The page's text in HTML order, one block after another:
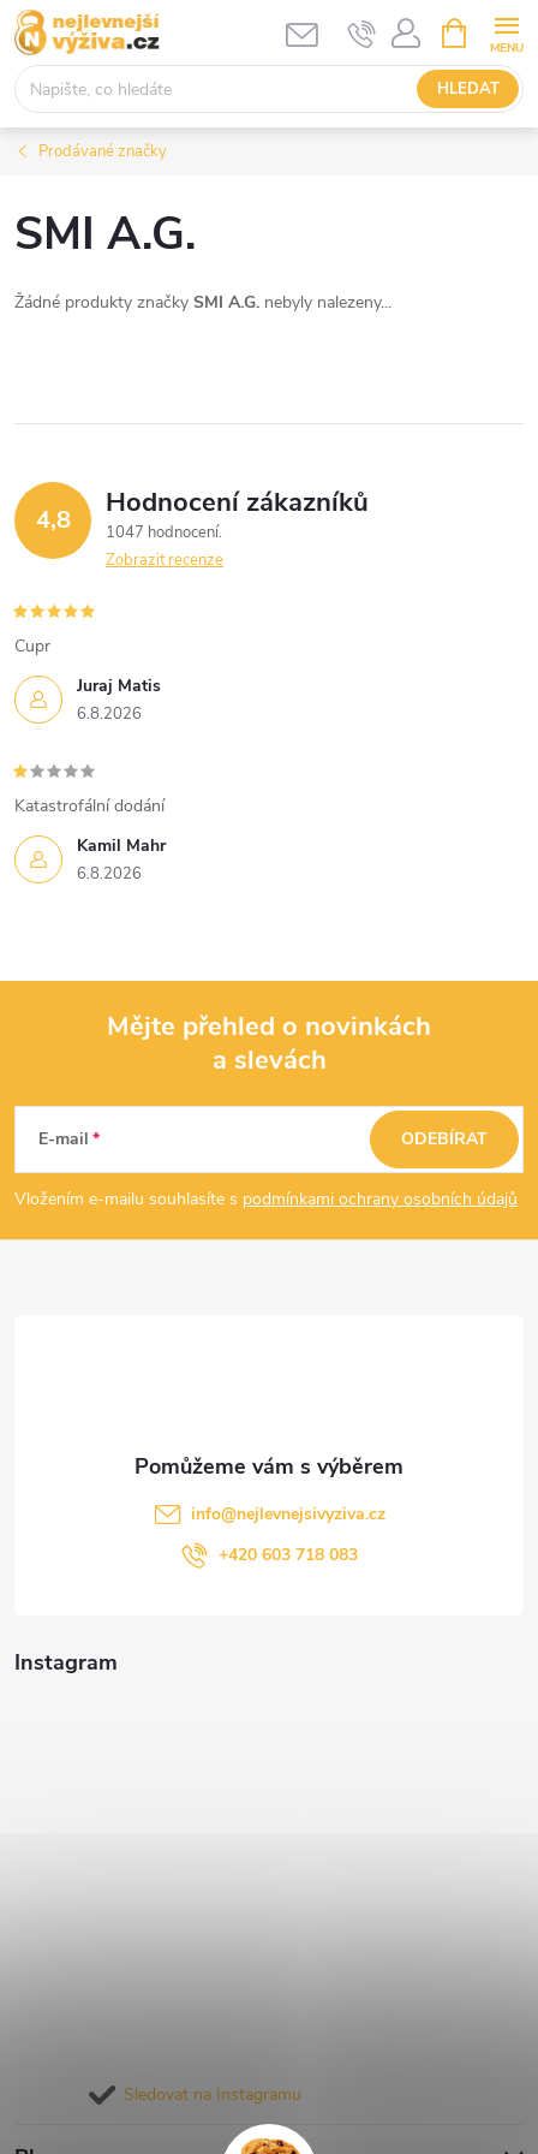
Přejít
na
obsah
HLEDAT
NÁKUPNÍ
KOŠÍK
Prodávané značky
SMI A.G.
Žádné produkty značky SMI A.G. nebyly nalezeny...
4,8 Hodnocení zákazníků
1047 hodnocení
Zobrazit recenze
Juraj Matis
6.8.2026
Cupr
Kamil Mahr
6.8.2026
Katastrofální dodání
p
a
Mějte přehled o novinkách
a slevách
E-mail
Vložením e-mailu souhlasíte s podmínkami ochrany osobních údajů
ODEBÍRAT
Instagram
Sledovat na Instagramu
info@nejlevnejsivyziva.cz
+420 603 718 083